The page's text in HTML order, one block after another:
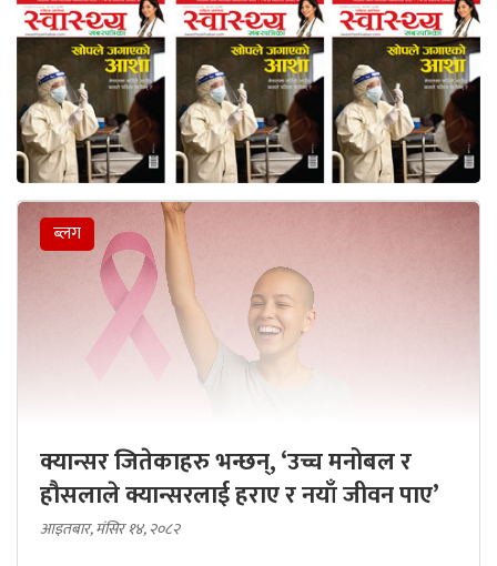
ब्लग
क्यान्सर जितेकाहरु भन्छन्, ‘उच्च मनोबल र
हौसलाले क्यान्सरलाई हराए र नयाँ जीवन पाए’
आइतबार, मंसिर १४, २०८२